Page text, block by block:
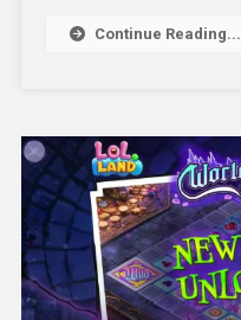
Continue Reading...